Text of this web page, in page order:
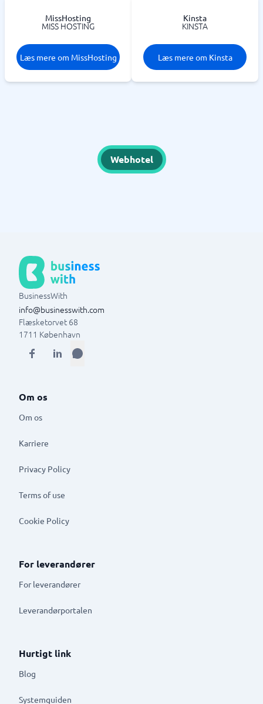
MissHosting
MISS HOSTING
Læs mere om MissHosting
Kinsta
KINSTA
Læs mere om Kinsta
Webhotel
BusinessWith
info@businesswith.com
Flæsketorvet 68
1711 København
Om os
Om os
Karriere
Privacy Policy
Terms of use
Cookie Policy
For leverandører
For leverandører
Leverandørportalen
Hurtigt link
Blog
Systemguiden